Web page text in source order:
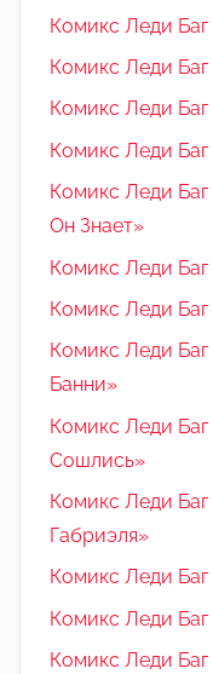
Комикс Леди
Комикс Леди
Комикс Леди
Комикс Леди
Комикс Леди
Он Знает»
Комикс Леди
Комикс Леди
Комикс Леди
Банни»
Комикс Леди
Сошлись»
Комикс Леди
Габриэля»
Комикс Леди
Комикс Леди
Комикс Леди